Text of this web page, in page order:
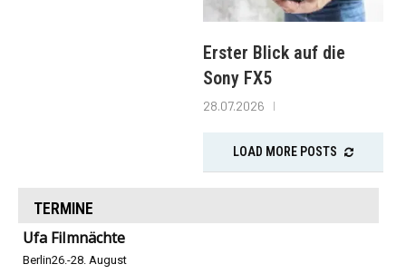
Erster Blick auf die
Sony FX5
28.07.2026
LOAD MORE POSTS
TERMINE
Ufa Filmnächte
Berlin26.-28. August